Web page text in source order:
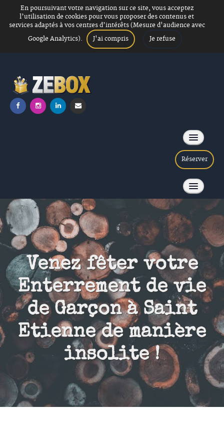
En poursuivant votre navigation sur ce site, vous acceptez
l’utilisation de cookies pour vous proposer des contenus et
services adaptés à vos centres d’intérêts (Mesure d'audience avec
Google Analytics).
J'ai compris Je refuse
Réserver
ACCUEIL
INFOS PRATIQUES
ÉVÉNEMENTS
RÉSERVER MA CIBLE
BONS CADEAUX
ACTUALITÉS
Venez fêter votre
Enterrement de vie
de Garçon à Saint
Etienne de manière
insolite !